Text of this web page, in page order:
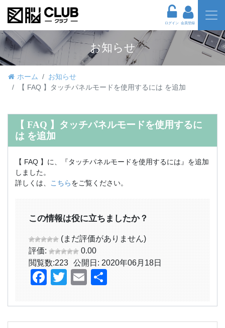
ログイン 会員登録
お知らせ
ホーム
お知らせ
【 FAQ 】タッチパネルモードを使用するには を追加
【 FAQ 】タッチパネルモードを使用するに
は を追加
【 FAQ 】に、『タッチパネルモードを使用するには』を追加
しました。
詳しくは、
こちらをご覧ください。
この情報は役に立ちましたか？
(まだ評価がありません)
評価:
0.00
閲覧数:223 公開日: 2020年06月18日
Facebook
TwitterEmail